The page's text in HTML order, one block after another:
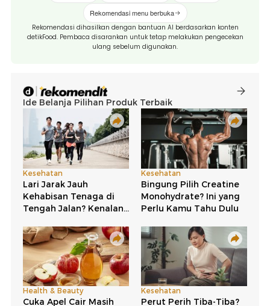
Rekomendasi menu berbuka
Rekomendasi dihasilkan dengan bantuan AI berdasarkan konten
detikFood. Pembaca disarankan untuk tetap melakukan pengecekan
ulang sebelum digunakan.